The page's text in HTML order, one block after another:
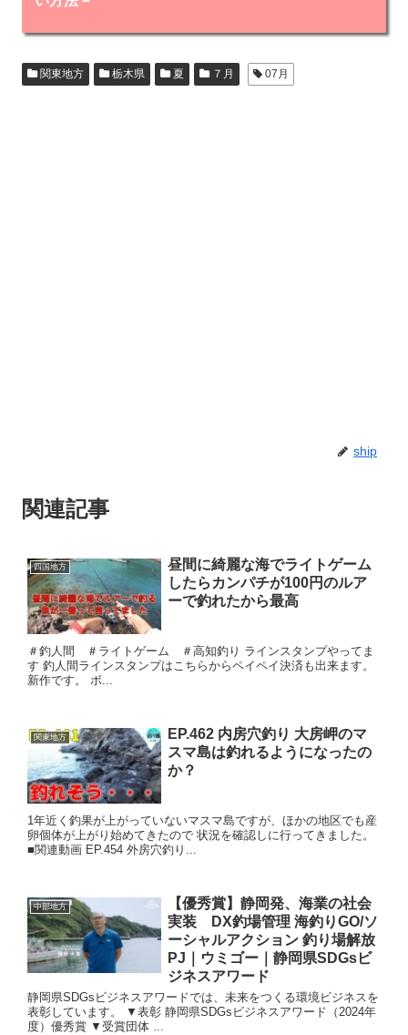
関東地方 栃木県 夏 ７月 07月
ship
関連記事
四国地方
昼間に綺麗な海でライトゲーム
したらカンパチが100円のルア
ーで釣れたから最高
＃釣人間 ＃ライトゲーム ＃高知釣り ラインスタンプやってま
す 釣人間ラインスタンプはこちらからペイペイ決済も出来ます。
新作です。 ボ...
関東地方
EP.462 内房穴釣り 大房岬のマ
スマ島は釣れるようになったの
か？
1年近く釣果が上がっていないマスマ島ですが、ほかの地区でも産
卵個体が上がり始めてきたので 状況を確認しに行ってきました。
■関連動画 EP.454 外房穴釣り...
中部地方
【優秀賞】静岡発、海業の社会
実装 DX釣場管理 海釣りGO/ソ
ーシャルアクション 釣り場解放
PJ｜ウミゴー｜静岡県SDGsビ
ジネスアワード
静岡県SDGsビジネスアワードでは、未来をつくる環境ビジネスを
表彰しています。 ▼表彰 静岡県SDGsビジネスアワード（2024年
度）優秀賞 ▼受賞団体 ...